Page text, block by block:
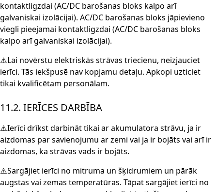
kontaktligzdai (AC/DC barošanas bloks kalpo arī
galvaniskai izolācijai). AC/DC barošanas bloks jāpievieno
viegli pieejamai kontaktligzdai (AC/DC barošanas bloks
kalpo arī galvaniskai izolācijai).
⚠️Lai novērstu elektriskās strāvas triecienu, neizjauciet
ierīci. Tās iekšpusē nav kopjamu detaļu. Apkopi uzticiet
tikai kvalificētam personālam.
11.2. IERĪCES DARBĪBA
⚠️Ierīci drīkst darbināt tikai ar akumulatora strāvu, ja ir
aizdomas par savienojumu ar zemi vai ja ir bojāts vai arī ir
aizdomas, ka strāvas vads ir bojāts.
⚠️Sargājiet ierīci no mitruma un šķidrumiem un pārāk
augstas vai zemas temperatūras. Tāpat sargājiet ierīci no